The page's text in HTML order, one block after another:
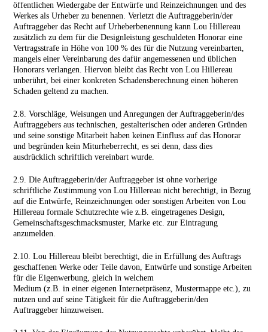
öffentlichen Wiedergabe der Entwürfe und Reinzeichnungen und des
Werkes als Urheber zu benennen. Verletzt die Auftraggeberin/der
Auftraggeber das Recht auf Urheberbenennung kann Lou Hillereau
zusätzlich zu dem für die Designleistung geschuldeten Honorar eine
Vertragsstrafe in Höhe von 100 % des für die Nutzung vereinbarten,
mangels einer Vereinbarung des dafür angemessenen und üblichen
Honorars verlangen. Hiervon bleibt das Recht von Lou Hillereau
unberührt, bei einer konkreten Schadens­berechnung einen höheren
Schaden geltend zu machen.
2.8. Vorschläge, Weisungen und Anregungen der Auftrag­geberin/des
Auftraggebers aus technischen, gestalterischen oder anderen Gründen
und seine sonstige Mitarbeit haben keinen Einfluss auf das Honorar
und begründen kein Miturheberrecht, es sei denn, dass dies
ausdrücklich schriftlich vereinbart wurde.
2.9. Die Auftraggeberin/der Auftraggeber ist ohne vorherige
schriftliche Zustimmung von Lou Hillereau nicht berechtigt, in Bezug
auf die Entwürfe, Reinzeichnungen oder sonstigen Arbeiten von Lou
Hillereau formale Schutzrechte wie z.B. eingetragenes Design,
Gemeinschaftsgeschmacksmuster, Marke etc. zur Eintragung
anzumelden.
2.10. Lou Hillereau bleibt berechtigt, die in Erfüllung des Auftrags
geschaffenen Werke oder Teile davon, Entwürfe und sonstige Arbeiten
für die Eigenwerbung, gleich in welchem
Medium (z.B. in einer eigenen Internetpräsenz, Mustermappe etc.), zu
nutzen und auf seine Tätigkeit für die Auftrag­geberin/den
Auftraggeber hinzuweisen.